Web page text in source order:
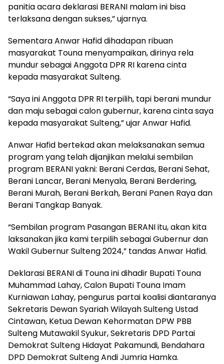
panitia acara deklarasi BERANI malam ini bisa
terlaksana dengan sukses,” ujarnya.
Sementara Anwar Hafid dihadapan ribuan
masyarakat Touna menyampaikan, dirinya rela
mundur sebagai Anggota DPR RI karena cinta
kepada masyarakat Sulteng.
“Saya ini Anggota DPR RI terpilih, tapi berani mundur
dan maju sebagai calon gubernur, karena cinta saya
kepada masyarakat Sulteng,” ujar Anwar Hafid.
Anwar Hafid bertekad akan melaksanakan semua
program yang telah dijanjikan melalui sembilan
program BERANI yakni: Berani Cerdas, Berani Sehat,
Berani Lancar, Berani Menyala, Berani Berdering,
Berani Murah, Berani Berkah, Berani Panen Raya dan
Berani Tangkap Banyak.
“Sembilan program Pasangan BERANI itu, akan kita
laksanakan jika kami terpilih sebagai Gubernur dan
Wakil Gubernur Sulteng 2024,” tandas Anwar Hafid.
Deklarasi BERANI di Touna ini dihadir Bupati Touna
Muhammad Lahay, Calon Bupati Touna Imam
Kurniawan Lahay, pengurus partai koalisi diantaranya
Sekretaris Dewan Syariah Wilayah Sulteng Ustad
Cintawan, Ketua Dewan Kehormatan DPW PBB
Sulteng Mutawakil Syukur, Sekretaris DPD Partai
Demokrat Sulteng Hidayat Pakamundi, Bendahara
DPD Demokrat Sulteng Andi Jumria Hamka.